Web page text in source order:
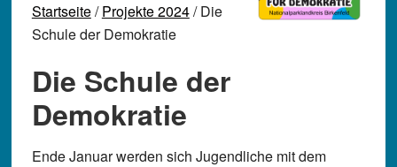
Startseite/Projekte 2024/ Die
Schule der Demokratie
Die Schule der
Demokratie
Ende Januar werden sich Jugendliche mit dem